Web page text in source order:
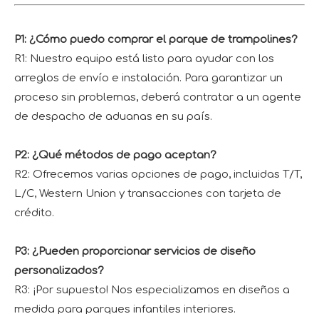
P1: ¿Cómo puedo comprar el parque de trampolines?
R1: Nuestro equipo está listo para ayudar con los
arreglos de envío e instalación. Para garantizar un
proceso sin problemas, deberá contratar a un agente
de despacho de aduanas en su país.
P2: ¿Qué métodos de pago aceptan?
R2: Ofrecemos varias opciones de pago, incluidas T/T,
L/C, Western Union y transacciones con tarjeta de
crédito.
P3: ¿Pueden proporcionar servicios de diseño
personalizados?
R3: ¡Por supuesto! Nos especializamos en diseños a
medida para parques infantiles interiores.